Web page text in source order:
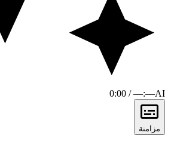
AI
0:00 / —:—
مزامنة